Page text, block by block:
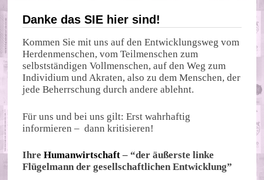
Danke das SIE hier sind!
Kommen Sie mit uns auf den Entwicklungsweg vom
Herdenmenschen, vom Teilmenschen zum
selbstständigen Vollmenschen, auf den Weg zum
Individium und Akraten, also zu dem Menschen, der
jede Beherrschung durch andere ablehnt.
Für uns und bei uns gilt: Erst wahrhaftig
informieren – dann kritisieren!
IhreHumanwirtschaft – “der äußerste linke
Flügelmann der gesellschaftlichen Entwicklung”